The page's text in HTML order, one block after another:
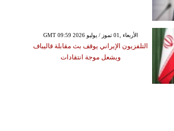
GMT 09:59 2026 الأربعاء ,01 تموز / يوليو
التلفزيون الإيراني يوقف بث مقابلة قاليباف
ويشعل موجة انتقادات